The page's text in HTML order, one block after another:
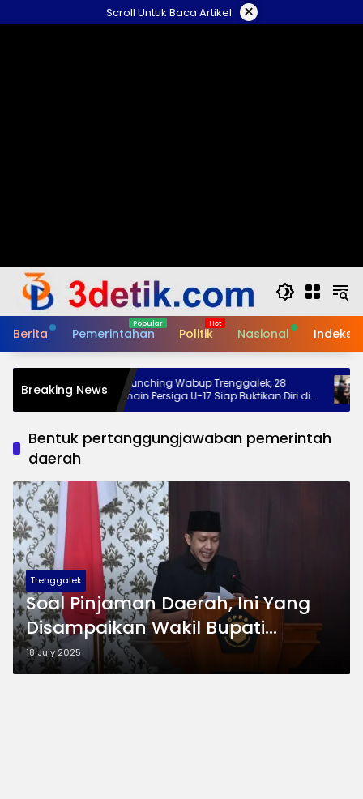
to
Scroll Untuk Baca Artikel ×
Berita Pemerintahan Politik Nasional Indeks
Breaking NewsDilaunching Wabup Trenggalek, 28
Pemain Persiga U-17 Siap Buktikan Diri di
Piala Suratin
42
Bentuk pertanggungjawaban pemerintah
daerah
Trenggalek
Soal Pinjaman Daerah, Ini Yang
Disampaikan Wakil Bupati
Trenggalek Syah Natanegara
18 July 2025